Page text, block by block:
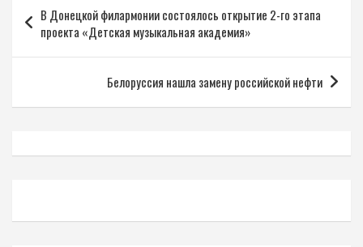
по
записям
В Донецкой филармонии состоялось открытие 2-го этапа
проекта «Детская музыкальная академия»
Белоруссия нашла замену российской нефти